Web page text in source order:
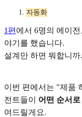
자동화
1편 에서 6명의 에이
야기를 했습니다.
설계만 하면 뭐합니
이번 편에서는 "제품
전트들이 어떤 순서로
여드릴게요.